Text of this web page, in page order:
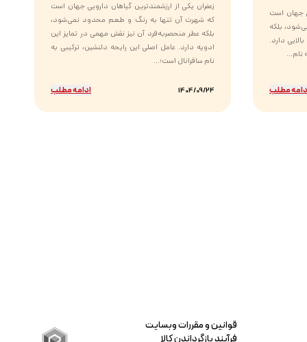
جهان است
بلکه
دارد.
نام...
مطلب
زعفران یکی از ارزشمندترین گیاهان دارویی جهان است
که شهرت آن تنها به رنگ و طعم محدود نمی‌شود،
بلکه عطر منحصربه‌فرد آن نیز نقش مهمی در تمایز این
ادویه دارد. عامل اصلی این رایحه دلنشین، ترکیبی به
نام سافرانال است؛...
1404/09/24 ادامه مطلب
قوانین و مقررات وبسایت
فرآیند بازگرداندن کالا